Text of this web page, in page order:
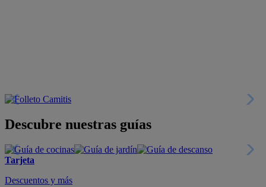
Descubre nuestras guías
Tarjeta
Descuentos y más